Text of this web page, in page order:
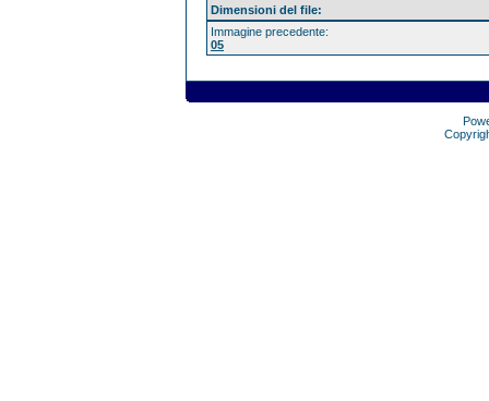
Dimensioni del file:
Immagine precedente:
05